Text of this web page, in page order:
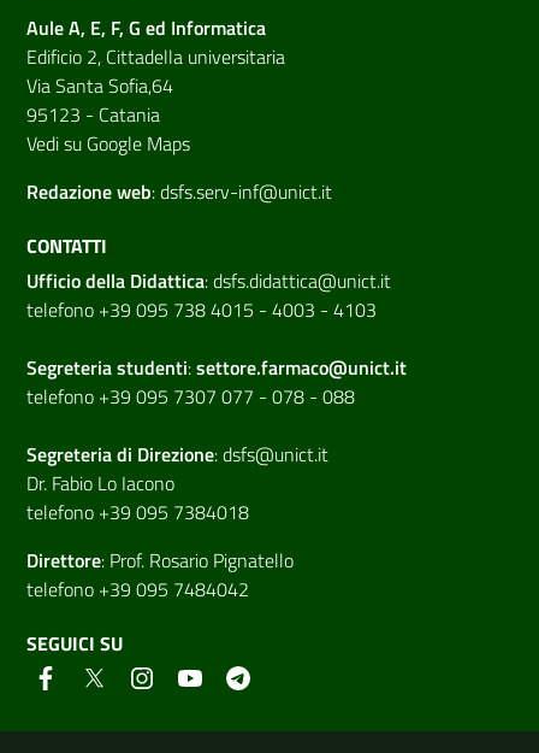
Aule A, E, F, G ed Informatica
Edificio 2, Cittadella universitaria
Via Santa Sofia,64
95123 - Catania
Vedi su Google Maps
Redazione web:dsfs.serv-inf@unict.it
CONTATTI
Ufficio della Didattica:dsfs.didattica@unict.it
telefono +39 095 738 4015 - 4003 - 4103
Segreteria studenti:settore.farmaco@unict.it
telefono +39 095 7307 077 - 078 - 088
Segreteria di Direzione:dsfs@unict.it
Dr. Fabio Lo Iacono
telefono +39 095 7384018
Direttore: Prof. Rosario Pignatello
telefono +39 095 7484042
SEGUICI SU